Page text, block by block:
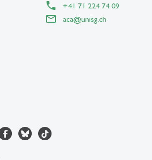
+41 71 224 74 09
aca@unisg.ch